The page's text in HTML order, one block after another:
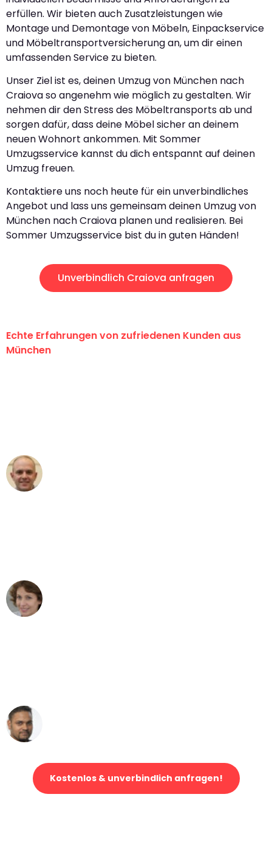
erfüllen. Wir bieten auch Zusatzleistungen wie
Montage und Demontage von Möbeln, Einpackservice
und Möbeltransportversicherung an, um dir einen
umfassenden Service zu bieten.
Unser Ziel ist es, deinen Umzug von München nach
Craiova so angenehm wie möglich zu gestalten. Wir
nehmen dir den Stress des Möbeltransports ab und
sorgen dafür, dass deine Möbel sicher an deinem
neuen Wohnort ankommen. Mit Sommer
Umzugsservice kannst du dich entspannt auf deinen
Umzug freuen.
Kontaktiere uns noch heute für ein unverbindliches
Angebot und lass uns gemeinsam deinen Umzug von
München nach Craiova planen und realisieren. Bei
Sommer Umzugsservice bist du in guten Händen!
Unverbindlich Craiova anfragen
Echte Erfahrungen von zufriedenen Kunden aus
München
Kostenlos & unverbindlich anfragen!